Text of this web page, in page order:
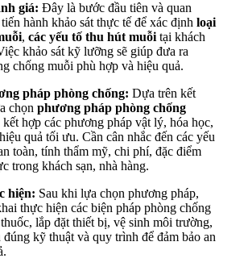
giá: Đây là bước đầu tiên và quan
hành khảo sát thực tế để xác định loại
, các yếu tố thu hút muỗitại khách
khảo sát kỹ lưỡng sẽ giúp đưa ra
chống muỗi phù hợp và hiệu quả.
pháp phòng chống: Dựa trên kết
chọn phương pháp phòng chống
kết hợp các phương pháp vật lý, hóa học,
quả tối ưu. Cần cân nhắc đến các yếu
toàn, tính thẩm mỹ, chi phí, đặc điểm
trong khách sạn, nhà hàng.
hiện: Sau khi lựa chọn phương pháp,
thực hiện các biện pháp phòng chống
lắp đặt thiết bị, vệ sinh môi trường,
kỹ thuật và quy trình để đảm bảo an